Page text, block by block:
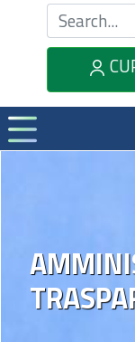
Cerca nel sito